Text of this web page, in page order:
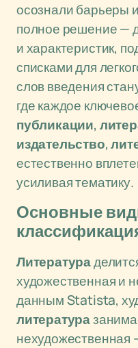
осознали барьеры
полное решение —
и характеристик,
списками для
слов введения
где каждое
публикации,
издательство,
естественно
усиливая тематику.
Основные
Литература
художественная и
данным Statista,
литература
нехудожественная